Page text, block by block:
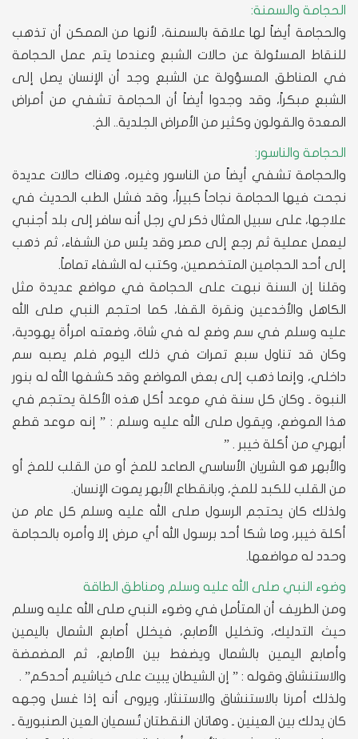
الحجامة والسمنة:
والحجامة أيضاً لها علاقة بالسمنة، لأنها من الممكن أن تذهب
للنقاط المسئولة عن حالات الشبع وعندما يتم عمل الحجامة
في المناطق المسؤولة عن الشبع وجد أن الإنسان يصل إلى
الشبع مبكراً، وقد وجدوا أيضاً أن الحجامة تشفي من أمراض
المعدة والقولون وكثير من الأمراض الجلدية.. الخ.
الحجامة والناسور:
والحجامة تشفي أيضاً من الناسور وغيره، وهناك حالات عديدة
نجحت فيها الحجامة نجاحاً كبيراً، وقد فشل الطب الحديث في
علاجها، على سبيل المثال ذكر لي رجل أنه سافر إلى بلد أجنبي
ليعمل عملية ثم رجع إلى مصر وقد يئس من الشفاء، ثم ذهب
إلى أحد الحجامين المتخصصين، وكتب له الشفاء تماماً.
وقلنا إن السنة نبهت على الحجامة في مواضع عديدة مثل
الكاهل والأخدعين ونقرة القفا، كما احتجم النبي صلى الله
عليه وسلم في سم وضع له في شاة، وضعته امرأة يهودية،
وكان قد تناول سبع تمرات في ذلك اليوم فلم يصبه سم
داخلي، وإنما ذهب إلى بعض المواضع وقد كشفها الله له بنور
النبوة ـ وكان كل سنة في موعد أكل هذه الأكلة يحتجم في
هذا الموضع، ويقول صلى الله عليه وسلم : ” إنه موعد قطع
أبهري من أكلة خيبر . ”
والأبهر هو الشريان الأساسي الصاعد للمخ أو من القلب للمخ أو
من القلب للكبد للمخ، وبانقطاع الأبهر يموت الإنسان.
ولذلك كان يحتجم الرسول صلى الله عليه وسلم كل عام من
أكلة خيبر، وما شكا أحد برسول الله أي مرض إلا وأمره بالحجامة
وحدد له مواضعها.
وضوء النبي صلى الله عليه وسلم ومناطق الطاقة
ومن الطريف أن المتأمل في وضوء النبي صلى الله عليه وسلم
حيث التدليك، وتخليل الأصابع، فيخلل أصابع الشمال باليمين
وأصابع اليمين بالشمال ويضغط بين الأصابع، ثم المضمضة
والاستنشاق وقوله : ” إن الشيطان يبيت على خياشيم أحدكم” .
ولذلك أمرنا بالاستنشاق والاستنثار، ويروى أنه إذا غسل وجهه
كان يدلك بين العينين ـ وهاتان النقطتان تُسميان العين الصنبورية ـ